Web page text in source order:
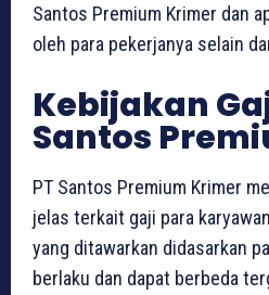
Santos Premium Krimer dan
oleh para pekerjanya selain
Kebijakan
Santos
PT Santos Premium Krimer
jelas terkait gaji para
yang ditawarkan didasarkan
berlaku dan dapat berbeda